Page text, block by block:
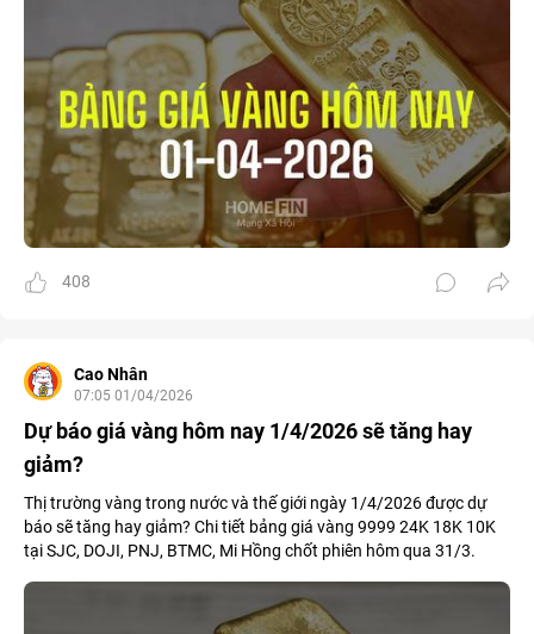
408
Cao Nhân
07:05 01/04/2026
Dự báo giá vàng hôm nay 1/4/2026 sẽ tăng hay
giảm?
Thị trường vàng trong nước và thế giới ngày 1/4/2026 được dự
báo sẽ tăng hay giảm? Chi tiết bảng giá vàng 9999 24K 18K 10K
tại SJC, DOJI, PNJ, BTMC, Mi Hồng chốt phiên hôm qua 31/3.